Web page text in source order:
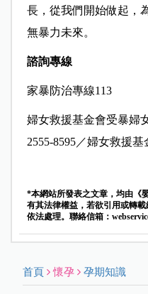
長，從我們開始做起，
無暴力未來。
諮詢專線
家暴防治專線113
婦女救援基金會受暴婦
2555-8595／婦女救援
*本網站所發表之文章，均由《
有其法律權益，若欲引用或轉
依法處理。聯絡信箱：
首頁 懷孕 孕期知識